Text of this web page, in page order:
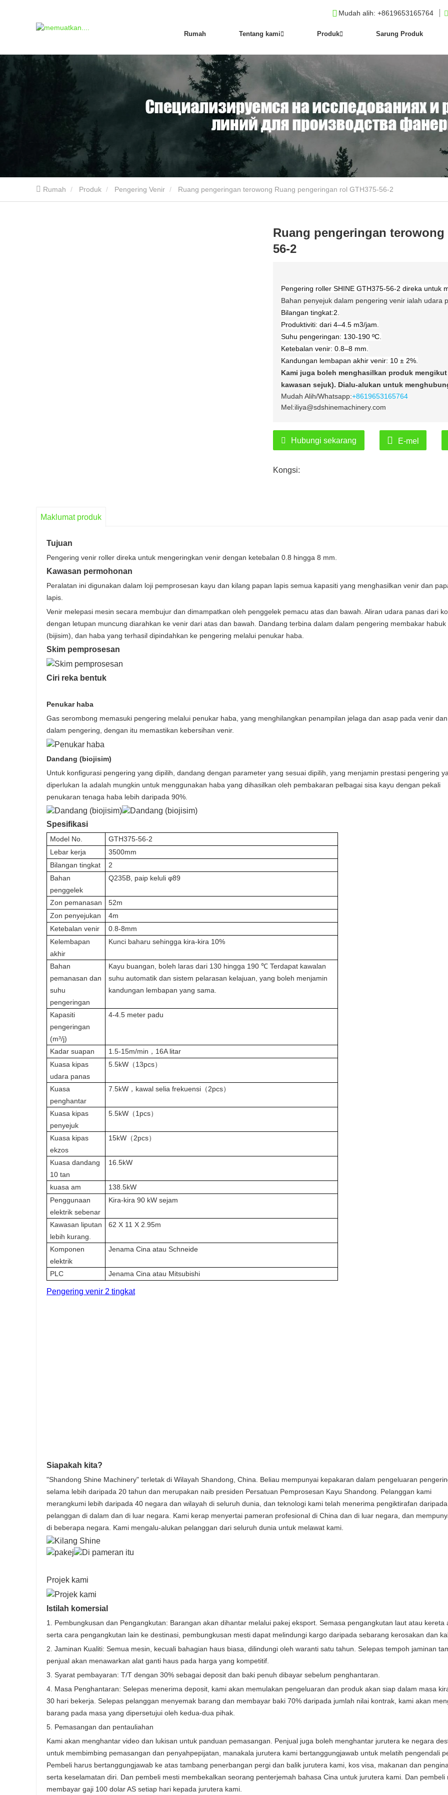
Rumah Tentang kami Produk Sarung Produk
Mudah alih: +8619653165764
Rumah Produk Pengering Venir Ruang pengeringan terowong Ruang pengeringan rol GTH375-56-2
Ruang pengeringan
56-2
Pengering roller SHINE GTH375-56-2 direka untuk
Bahan penyejuk dalam pengering venir ialah udara
Bilangan tingkat:2.
Produktiviti: dari 4–4.5 m3/jam.
Suhu pengeringan: 130-190 ºС.
Ketebalan venir: 0.8–8 mm.
Kandungan lembapan akhir venir: 10 ± 2%.
Kami juga boleh menghasilkan produk
kawasan sejuk). Dialu-alukan untuk
Mudah Alih/Whatsapp:+8619653165764
Mel:iliya@sdshinemachinery.com
Hubungi sekarang E-mel
Kongsi:
Maklumat produk
Tujuan
Pengering venir roller direka untuk mengeringkan venir dengan ketebalan 0.8 hingga 8 mm.
Kawasan permohonan
Peralatan ini digunakan dalam loji pemprosesan kayu dan kilang papan lapis semua kapasiti yang menghasilkan venir dan
lapis.
Venir melepasi mesin secara membujur dan dimampatkan oleh penggelek pemacu atas dan bawah. Aliran udara panas dari
dengan letupan muncung diarahkan ke venir dari atas dan bawah. Dandang terbina dalam dalam pengering membakar habuk
(bijisim), dan haba yang terhasil dipindahkan ke pengering melalui penukar haba.
Skim pemprosesan
Ciri reka bentuk
Penukar haba
Gas serombong memasuki pengering melalui penukar haba, yang menghilangkan penampilan jelaga dan asap pada venir
dalam pengering, dengan itu memastikan kebersihan venir.
Dandang (biojisim)
Untuk konfigurasi pengering yang dipilih, dandang dengan parameter yang sesuai dipilih, yang menjamin prestasi pengering
diperlukan Ia adalah mungkin untuk menggunakan haba yang dihasilkan oleh pembakaran pelbagai sisa kayu dengan pekali
penukaran tenaga haba lebih daripada 90%.
Spesifikasi
Model No.
GTH375-56-2
Lebar kerja
3500mm
Bilangan tingkat
2
Bahan
penggelek
Q235B, paip keluli φ89
Zon pemanasan
52m
Zon penyejukan
4m
Ketebalan venir
0.8-8mm
Kelembapan
akhir
Kunci baharu sehingga kira-kira 10%
Bahan
pemanasan dan
suhu
pengeringan
Kayu buangan, boleh laras dari 130 hingga 190 ℃ Terdapat kawalan
suhu automatik dan sistem pelarasan kelajuan, yang boleh menjamin
kandungan lembapan yang sama.
Kapasiti
pengeringan
(m³/j)
4-4.5 meter padu
Kadar suapan
1.5-15m/min，16A litar
Kuasa kipas
udara panas
5.5kW（13pcs）
Kuasa
penghantar
7.5kW，kawal selia frekuensi（2pcs）
Kuasa kipas
penyejuk
5.5kW（1pcs）
Kuasa kipas
ekzos
15kW（2pcs）
Kuasa dandang
10 tan
16.5kW
kuasa am
138.5kW
Penggunaan
elektrik sebenar
Kira-kira 90 kW sejam
Kawasan liputan
lebih kurang.
62 X 11 X 2.95m
Komponen
elektrik
Jenama Cina atau Schneide
PLC Jenama Cina atau Mitsubishi
Pengering venir 2 tingkat
Siapakah kita?
"Shandong Shine Machinery" terletak di Wilayah Shandong, China. Beliau mempunyai kepakaran dalam pengeluaran
selama lebih daripada 20 tahun dan merupakan naib presiden Persatuan Pemprosesan Kayu Shandong. Pelanggan kami
merangkumi lebih daripada 40 negara dan wilayah di seluruh dunia, dan teknologi kami telah menerima pengiktirafan daripada
pelanggan di dalam dan di luar negara. Kami kerap menyertai pameran profesional di China dan di luar negara, dan
di beberapa negara. Kami mengalu-alukan pelanggan dari seluruh dunia untuk melawat kami.
Projek kami
Istilah komersial
1. Pembungkusan dan Pengangkutan: Barangan akan dihantar melalui pakej eksport. Semasa pengangkutan laut atau kereta
serta cara pengangkutan lain ke destinasi, pembungkusan mesti dapat melindungi kargo daripada sebarang kerosakan dan
2. Jaminan Kualiti: Semua mesin, kecuali bahagian haus biasa, dilindungi oleh waranti satu tahun. Selepas tempoh jaminan
penjual akan menawarkan alat ganti haus pada harga yang kompetitif.
3. Syarat pembayaran: T/T dengan 30% sebagai deposit dan baki penuh dibayar sebelum penghantaran.
4. Masa Penghantaran: Selepas menerima deposit, kami akan memulakan pengeluaran dan produk akan siap dalam masa
30 hari bekerja. Selepas pelanggan menyemak barang dan membayar baki 70% daripada jumlah nilai kontrak, kami akan
barang pada masa yang dipersetujui oleh kedua-dua pihak.
5. Pemasangan dan pentauliahan
Kami akan menghantar video dan lukisan untuk panduan pemasangan. Penjual juga boleh menghantar jurutera ke negara
untuk membimbing pemasangan dan penyahpepijatan, manakala jurutera kami bertanggungjawab untuk melatih pengendali
Pembeli harus bertanggungjawab ke atas tambang penerbangan pergi dan balik jurutera kami, kos visa, makanan dan
serta keselamatan diri. Dan pembeli mesti membekalkan seorang penterjemah bahasa Cina untuk jurutera kami. Dan pembeli
membayar gaji 100 dolar AS setiap hari kepada jurutera kami.